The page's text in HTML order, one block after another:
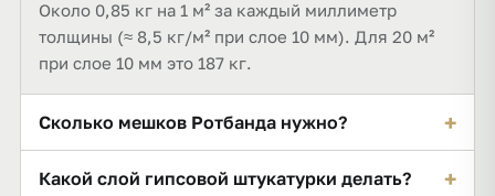
Около 0,85 кг на 1 м² за каждый миллиметр
толщины (≈ 8,5 кг/м² при слое 10 мм). Для 20 м²
при слое 10 мм это 187 кг.
Сколько мешков Ротбанда нужно? +
10%, то есть 7 мешков по 30 кг.
Какой слой гипсовой штукатурки делать? +